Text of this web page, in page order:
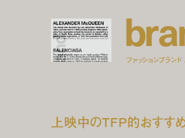
bra
ファッションブラン
上映中のTFP的おすす